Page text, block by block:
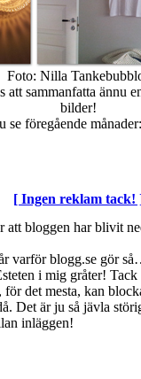
Foto: Nilla
att sammanfatta ännu
bilder!
se föregående månader:
[ Ingen reklam tack!
att bloggen har blivit
varför blogg.se gör
i mig gråter!
för det mesta, kan
Det är ju så jävla
inläggen!